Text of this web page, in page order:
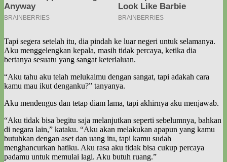
Tapi segera setelah itu, dia pindah ke luar negeri untuk selamanya.
Aku menggelengkan kepala, masih tidak percaya, ketika dia
bertanya sesuatu yang sangat keterlaluan.
“Aku tahu aku telah melukaimu dengan sangat, tapi adakah cara
kamu mau ikut denganku?” tanyanya.
Aku mendengus dan tetap diam lama, tapi akhirnya aku menjawab.
“Aku tidak bisa begitu saja melanjutkan seperti sebelumnya, bahkan
di negara lain,” kataku. “Aku akan melakukan apapun yang kamu
butuhkan dengan aset dan uang itu, tapi kamu sudah
menghancurkan hatiku. Aku rasa aku tidak bisa cukup percaya
padamu untuk memulai lagi. Aku butuh ruang.”